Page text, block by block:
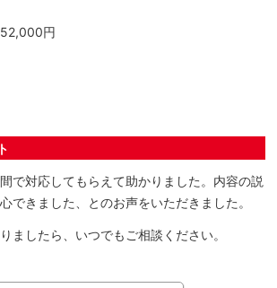
円
で対応してもらえて助かりました。内容の説
できました、とのお声をいただきました。
ましたら、いつでもご相談ください。